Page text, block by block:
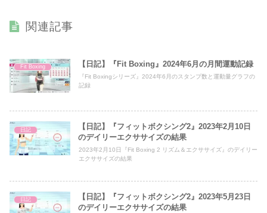
関連記事
Fit Boxing 【日記】『Fit Boxing』2024年6月の月間運動記録
『Fit Boxingシリーズ』2024年6月のスタンプ数と運動量グラフの
記録
日記
【日記】『フィットボクシング2』2023年2月10日
のデイリーエクササイズの結果
2023年2月10日『Fit Boxing 2 リズム＆エクササイズ』のデイリー
エクササイズの結果
日記
【日記】『フィットボクシング2』2023年5月23日
のデイリーエクササイズの結果